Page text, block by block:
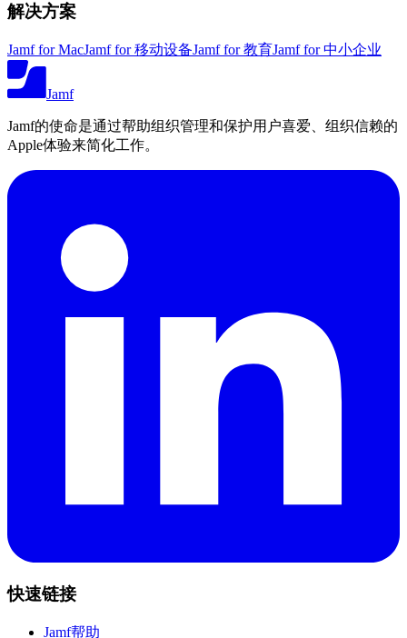
解决方案
Jamf for MacJamf for 移动设备Jamf for 教育Jamf for 中小企业
Jamf
Jamf的使命是通过帮助组织管理和保护用户喜爱、组织信赖的
Apple体验来简化工作。
快速链接
Jamf帮助